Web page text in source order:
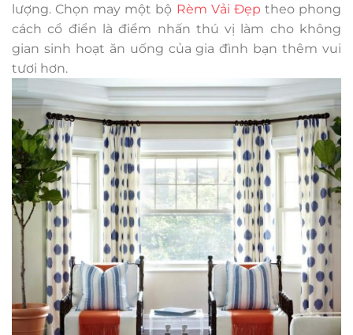
lượng. Chọn may một bộ Rèm Vải Đẹp theo phong
cách cổ điển là điểm nhấn thú vị làm cho không
gian sinh hoạt ăn uống của gia đình bạn thêm vui
tươi hơn.